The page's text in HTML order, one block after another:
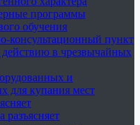
программы
обучения
консультационный пункт
в чрезвычайных
и
для купания мест
разъясняет